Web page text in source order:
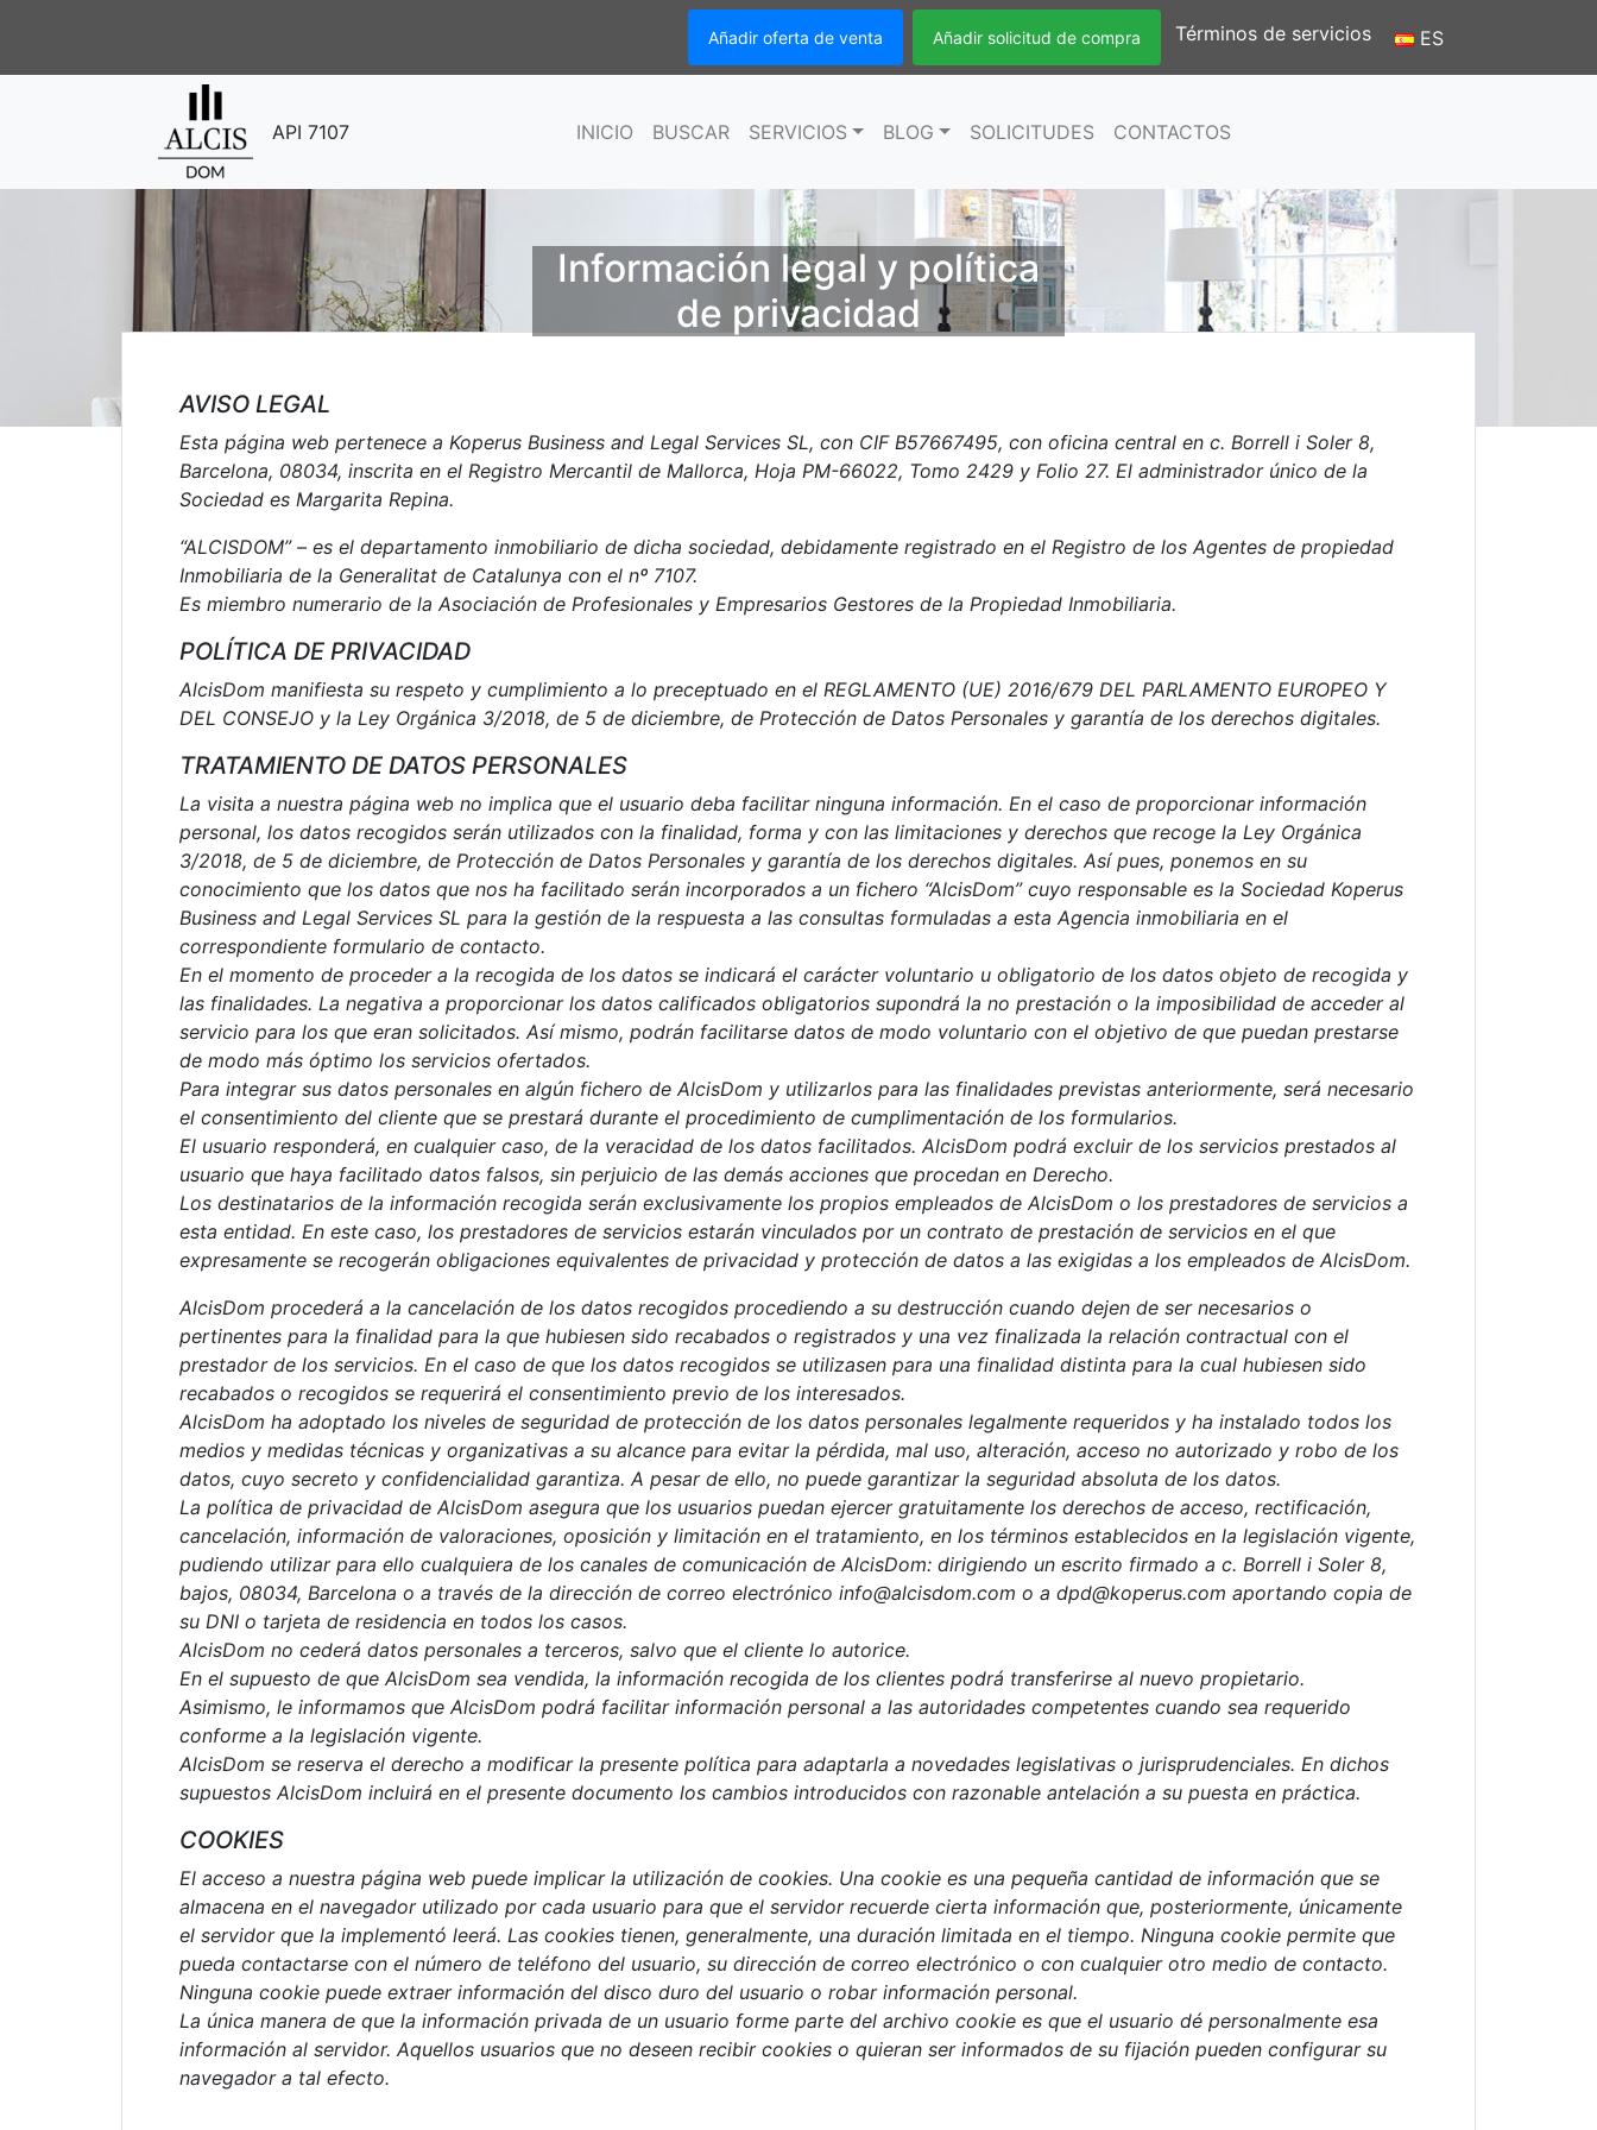
Añadir oferta de venta Añadir solicitud de compra Términos de servicios ES
API 7107 INICIO BUSCAR SERVICIOS BLOG SOLICITUDES CONTACTOS
Información legal y política
de privacidad
AVISO LEGAL
Esta página web pertenece a Koperus Business and Legal Services SL, con CIF B57667495, con oficina central en c. Borrell i Soler 8,
Barcelona, 08034, inscrita en el Registro Mercantil de Mallorca, Hoja PM-66022, Tomo 2429 y Folio 27. El administrador único de la
Sociedad es Margarita Repina.
“ALCISDOM” – es el departamento inmobiliario de dicha sociedad, debidamente registrado en el Registro de los Agentes de propiedad
Inmobiliaria de la Generalitat de Catalunya con el nº 7107.
Es miembro numerario de la Asociación de Profesionales y Empresarios Gestores de la Propiedad Inmobiliaria.
POLÍTICA DE PRIVACIDAD
AlcisDom manifiesta su respeto y cumplimiento a lo preceptuado en el REGLAMENTO (UE) 2016/679 DEL PARLAMENTO EUROPEO Y
DEL CONSEJO y la Ley Orgánica 3/2018, de 5 de diciembre, de Protección de Datos Personales y garantía de los derechos digitales.
TRATAMIENTO DE DATOS PERSONALES
La visita a nuestra página web no implica que el usuario deba facilitar ninguna información. En el caso de proporcionar información
personal, los datos recogidos serán utilizados con la finalidad, forma y con las limitaciones y derechos que recoge la Ley Orgánica
3/2018, de 5 de diciembre, de Protección de Datos Personales y garantía de los derechos digitales. Así pues, ponemos en su
conocimiento que los datos que nos ha facilitado serán incorporados a un fichero “AlcisDom” cuyo responsable es la Sociedad Koperus
Business and Legal Services SL para la gestión de la respuesta a las consultas formuladas a esta Agencia inmobiliaria en el
correspondiente formulario de contacto.
En el momento de proceder a la recogida de los datos se indicará el carácter voluntario u obligatorio de los datos objeto de recogida y
las finalidades. La negativa a proporcionar los datos calificados obligatorios supondrá la no prestación o la imposibilidad de acceder al
servicio para los que eran solicitados. Así mismo, podrán facilitarse datos de modo voluntario con el objetivo de que puedan prestarse
de modo más óptimo los servicios ofertados.
Para integrar sus datos personales en algún fichero de AlcisDom y utilizarlos para las finalidades previstas anteriormente, será necesario
el consentimiento del cliente que se prestará durante el procedimiento de cumplimentación de los formularios.
El usuario responderá, en cualquier caso, de la veracidad de los datos facilitados. AlcisDom podrá excluir de los servicios prestados al
usuario que haya facilitado datos falsos, sin perjuicio de las demás acciones que procedan en Derecho.
Los destinatarios de la información recogida serán exclusivamente los propios empleados de AlcisDom o los prestadores de servicios a
esta entidad. En este caso, los prestadores de servicios estarán vinculados por un contrato de prestación de servicios en el que
expresamente se recogerán obligaciones equivalentes de privacidad y protección de datos a las exigidas a los empleados de AlcisDom.
AlcisDom procederá a la cancelación de los datos recogidos procediendo a su destrucción cuando dejen de ser necesarios o
pertinentes para la finalidad para la que hubiesen sido recabados o registrados y una vez finalizada la relación contractual con el
prestador de los servicios. En el caso de que los datos recogidos se utilizasen para una finalidad distinta para la cual hubiesen sido
recabados o recogidos se requerirá el consentimiento previo de los interesados.
AlcisDom ha adoptado los niveles de seguridad de protección de los datos personales legalmente requeridos y ha instalado todos los
medios y medidas técnicas y organizativas a su alcance para evitar la pérdida, mal uso, alteración, acceso no autorizado y robo de los
datos, cuyo secreto y confidencialidad garantiza. A pesar de ello, no puede garantizar la seguridad absoluta de los datos.
La política de privacidad de AlcisDom asegura que los usuarios puedan ejercer gratuitamente los derechos de acceso, rectificación,
cancelación, información de valoraciones, oposición y limitación en el tratamiento, en los términos establecidos en la legislación vigente,
pudiendo utilizar para ello cualquiera de los canales de comunicación de AlcisDom: dirigiendo un escrito firmado a c. Borrell i Soler 8,
bajos, 08034, Barcelona o a través de la dirección de correo electrónico info@alcisdom.com o a dpd@koperus.com aportando copia de
su DNI o tarjeta de residencia en todos los casos.
AlcisDom no cederá datos personales a terceros, salvo que el cliente lo autorice.
En el supuesto de que AlcisDom sea vendida, la información recogida de los clientes podrá transferirse al nuevo propietario.
Asimismo, le informamos que AlcisDom podrá facilitar información personal a las autoridades competentes cuando sea requerido
conforme a la legislación vigente.
AlcisDom se reserva el derecho a modificar la presente política para adaptarla a novedades legislativas o jurisprudenciales. En dichos
supuestos AlcisDom incluirá en el presente documento los cambios introducidos con razonable antelación a su puesta en práctica.
COOKIES
El acceso a nuestra página web puede implicar la utilización de cookies. Una cookie es una pequeña cantidad de información que se
almacena en el navegador utilizado por cada usuario para que el servidor recuerde cierta información que, posteriormente, únicamente
el servidor que la implementó leerá. Las cookies tienen, generalmente, una duración limitada en el tiempo. Ninguna cookie permite que
pueda contactarse con el número de teléfono del usuario, su dirección de correo electrónico o con cualquier otro medio de contacto.
Ninguna cookie puede extraer información del disco duro del usuario o robar información personal.
La única manera de que la información privada de un usuario forme parte del archivo cookie es que el usuario dé personalmente esa
información al servidor. Aquellos usuarios que no deseen recibir cookies o quieran ser informados de su fijación pueden configurar su
navegador a tal efecto.